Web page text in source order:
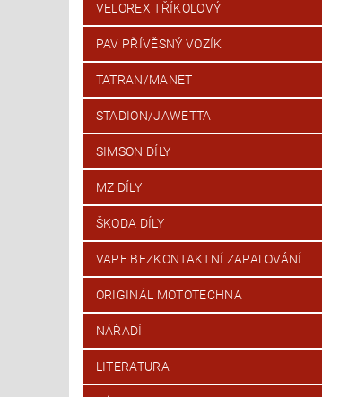
VELOREX TŘÍKOLOVÝ
PAV PŘÍVĚSNÝ VOZÍK
TATRAN/MANET
STADION/JAWETTA
SIMSON DÍLY
MZ DÍLY
ŠKODA DÍLY
VAPE BEZKONTAKTNÍ ZAPALOVÁNÍ
ORIGINÁL MOTOTECHNA
NÁŘADÍ
LITERATURA